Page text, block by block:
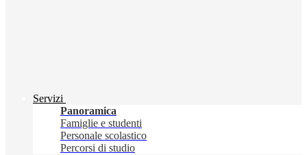
Servizi
Panoramica
Famiglie e studenti
Personale scolastico
Percorsi di studio